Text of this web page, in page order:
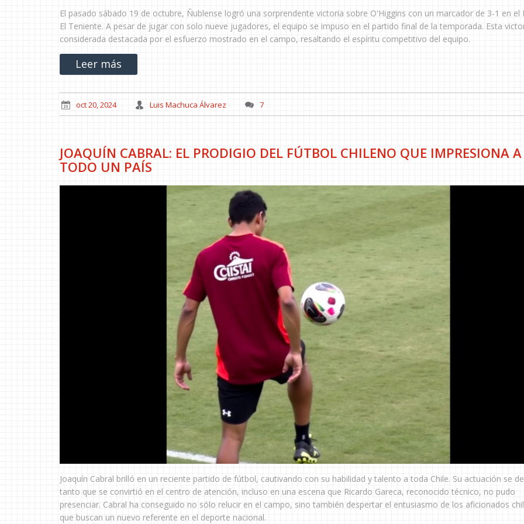
El pasado sábado 19 de octubre, Ñublense logró una sorprendente victoria sobre O'Higgins con un marcador de 3-1 en el
El Teniente. A pesar de jugar con solo nueve jugadores, el equipo se impuso en el partido final de la temporada. Esta
considerada destacada por el esfuerzo mostrado en el campo, resaltando el espíritu competitivo del equipo.
Leer más
oct 20, 2024 Luis Machuca Álvarez 7
JOAQUÍN CABRAL: EL PRODIGIO DEL FÚTBOL CHILENO QUE IMPRESIONA A
TODO UN PAÍS
Joaquín Cabral brilló en un reciente partido de fútbol, cautivando con su habilidad y talento a toda Chile. Su actuación se
tanto que se convirtió en el centro de atención, incluso en una escena que Ricardo Gareca, reconocido técnico, no pudo
presenciar. Cabral ha conseguido no sólo relucir en el campo, sino también despertar el entusiasmo de los aficionados
que buscan un nuevo referente en el deporte nacional.